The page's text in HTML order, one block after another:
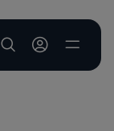
User account